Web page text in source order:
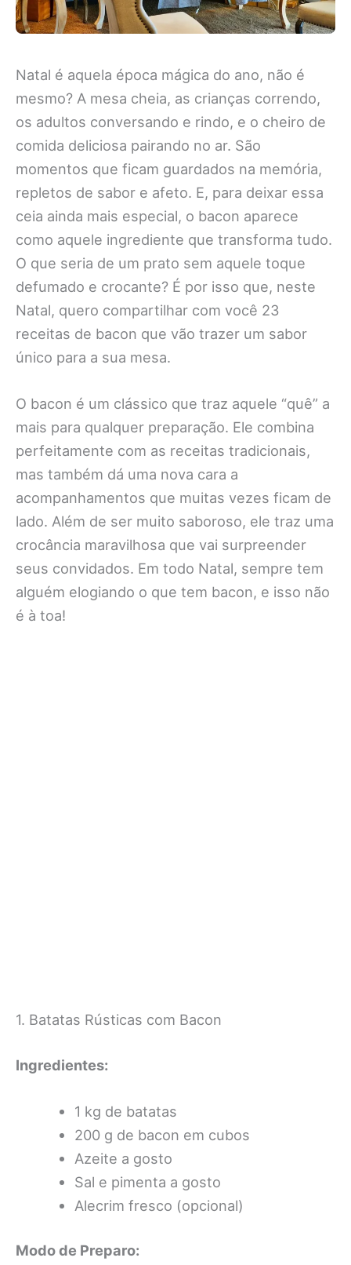
Natal é aquela época mágica do ano, não é
mesmo? A mesa cheia, as crianças correndo,
os adultos conversando e rindo, e o cheiro de
comida deliciosa pairando no ar. São
momentos que ficam guardados na memória,
repletos de sabor e afeto. E, para deixar essa
ceia ainda mais especial, o bacon aparece
como aquele ingrediente que transforma tudo.
O que seria de um prato sem aquele toque
defumado e crocante? É por isso que, neste
Natal, quero compartilhar com você 23
receitas de bacon que vão trazer um sabor
único para a sua mesa.
O bacon é um clássico que traz aquele “quê” a
mais para qualquer preparação. Ele combina
perfeitamente com as receitas tradicionais,
mas também dá uma nova cara a
acompanhamentos que muitas vezes ficam de
lado. Além de ser muito saboroso, ele traz uma
crocância maravilhosa que vai surpreender
seus convidados. Em todo Natal, sempre tem
alguém elogiando o que tem bacon, e isso não
é à toa!
1. Batatas Rústicas com Bacon
Ingredientes:
1 kg de batatas
200 g de bacon em cubos
Azeite a gosto
Sal e pimenta a gosto
Alecrim fresco (opcional)
Modo de Preparo: